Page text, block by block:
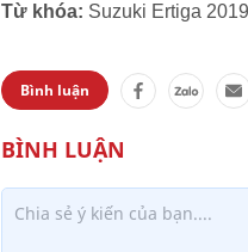
Từ khóa: Suzuki Ertiga
Bình luận